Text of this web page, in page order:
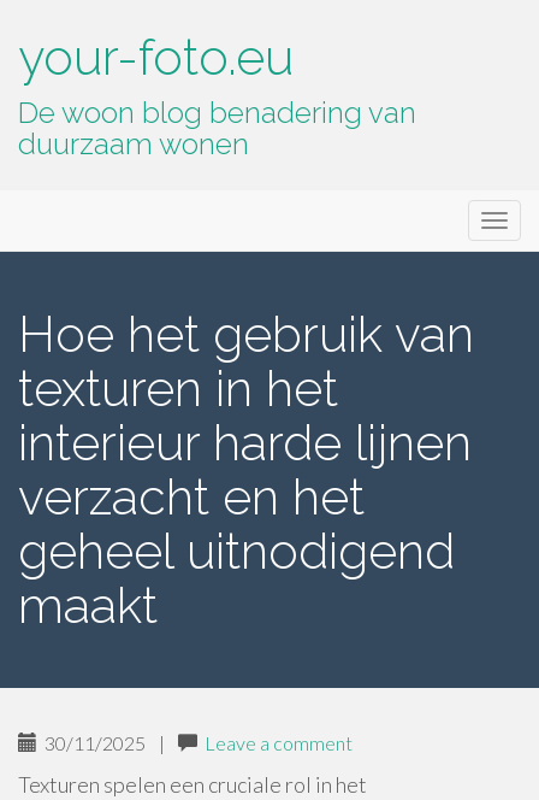
your-foto.eu
De woon blog benadering van
duurzaam wonen
Menu
Hoe het gebruik van
texturen in het
interieur harde lijnen
verzacht en het
geheel uitnodigend
maakt
30/11/2025 | Leave a comment
Texturen spelen een cruciale rol in het